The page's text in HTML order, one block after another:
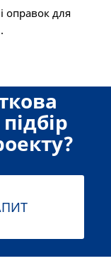
оправок для